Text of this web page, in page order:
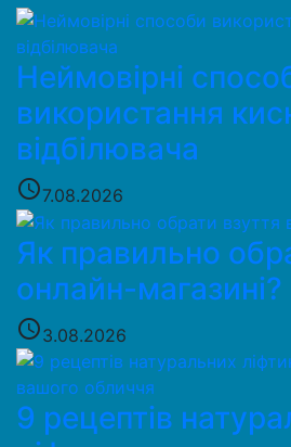
Неймовірні
використання
відбілювача
access_time7.08.2026
Як правильно
онлайн-магазині?
access_time3.08.2026
9 рецептів